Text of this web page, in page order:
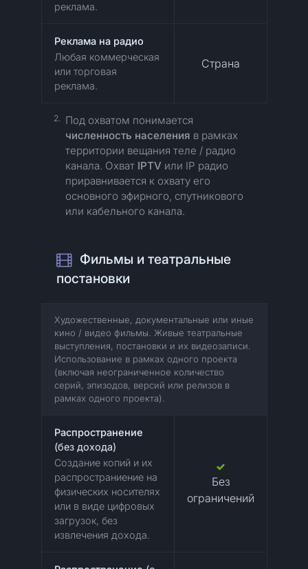
реклама.
Реклама на радио
Любая коммерческая
или торговая
реклама.
Страна
2. Под охватом понимается
численность населения в рамках
территории вещания теле / радио
канала. Охват IPTV или IP радио
приравнивается к охвату его
основного эфирного, спутникового
или кабельного канала.
Фильмы и театральные
постановки
Художественные, документальные или иные
кино / видео фильмы. Живые театральные
выступления, постановки и их видеозаписи.
Использование в рамках одного проекта
(включая неограниченное количество
серий, эпизодов, версий или релизов в
рамках одного проекта).
Распространение
(без дохода)
Создание копий и их
распространиение на
физических носителях
или в виде цифровых
загрузок, без
извлечения дохода.
Без
ограничений